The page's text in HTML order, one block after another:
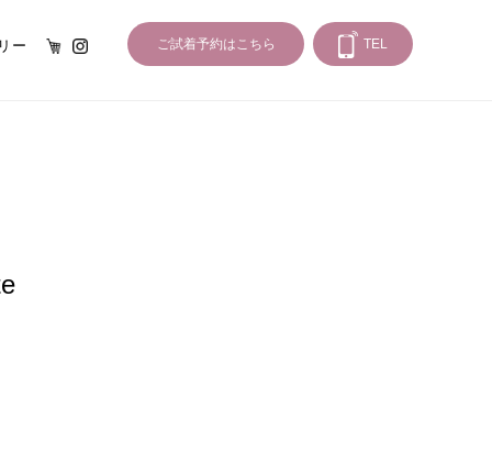
ー オンラインInstagram ご試着予約はこちら TEL